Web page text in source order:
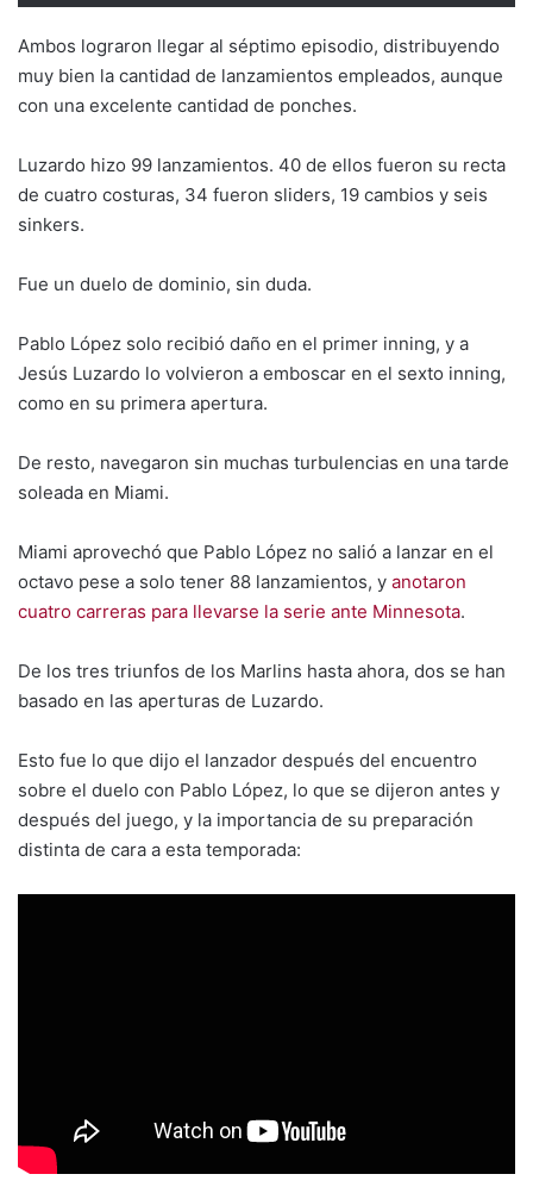
Ambos lograron llegar al séptimo episodio, distribuyendo
muy bien la cantidad de lanzamientos empleados, aunque
con una excelente cantidad de ponches.
Luzardo hizo 99 lanzamientos. 40 de ellos fueron su recta
de cuatro costuras, 34 fueron sliders, 19 cambios y seis
sinkers.
Fue un duelo de dominio, sin duda.
Pablo López solo recibió daño en el primer inning, y a
Jesús Luzardo lo volvieron a emboscar en el sexto inning,
como en su primera apertura.
De resto, navegaron sin muchas turbulencias en una tarde
soleada en Miami.
Miami aprovechó que Pablo López no salió a lanzar en el
octavo pese a solo tener 88 lanzamientos, y anotaron
cuatro carreras para llevarse la serie ante Minnesota.
De los tres triunfos de los Marlins hasta ahora, dos se han
basado en las aperturas de Luzardo.
Esto fue lo que dijo el lanzador después del encuentro
sobre el duelo con Pablo López, lo que se dijeron antes y
después del juego, y la importancia de su preparación
distinta de cara a esta temporada: